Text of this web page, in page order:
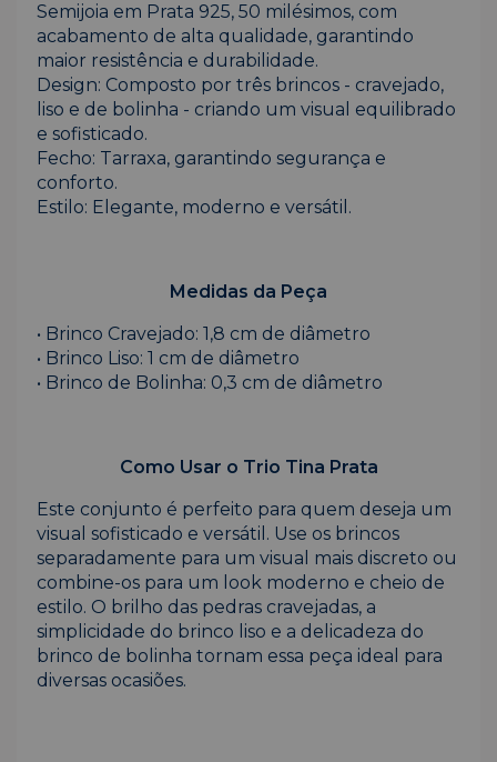
Semijoia em Prata 925, 50 milésimos, com
acabamento de alta qualidade, garantindo
maior resistência e durabilidade.
Design: Composto por três brincos - cravejado,
liso e de bolinha - criando um visual equilibrado
e sofisticado.
Fecho: Tarraxa, garantindo segurança e
conforto.
Estilo: Elegante, moderno e versátil.
Medidas da Peça
• Brinco Cravejado: 1,8 cm de diâmetro
• Brinco Liso: 1 cm de diâmetro
• Brinco de Bolinha: 0,3 cm de diâmetro
Como Usar o Trio Tina Prata
Este conjunto é perfeito para quem deseja um
visual sofisticado e versátil. Use os brincos
separadamente para um visual mais discreto ou
combine-os para um look moderno e cheio de
estilo. O brilho das pedras cravejadas, a
simplicidade do brinco liso e a delicadeza do
brinco de bolinha tornam essa peça ideal para
diversas ocasiões.